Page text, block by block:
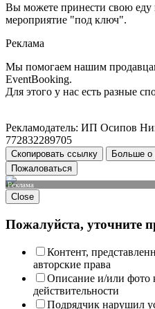
Вы можете принести свою еду
мероприятие "под ключ".
Реклама
Мы помогаем нашим продавцам
EventBooking.
Для этого у нас есть разные
Рекламодатель: ИП Осипов
772832289705
Скопировать ссылку
Больше о
Пожаловаться
Реклама
Close
Пожалуйста, уточните
Контент,
авторские права
Описание и/или фото
действительности
Подрядчик нарушил